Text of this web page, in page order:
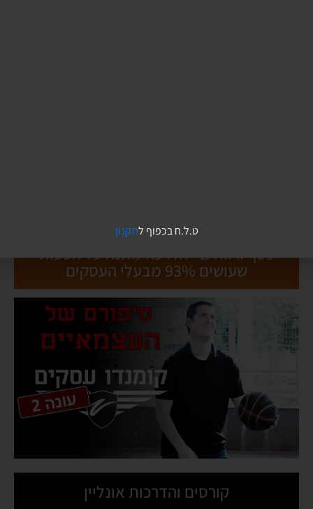
כסף ורווחים - הדרכה מתנה על הטעות
שעושים 93% מבעלי העסקים
קורסים והדרכות אונליין
ט.ל.ח בכפוף לתקנון